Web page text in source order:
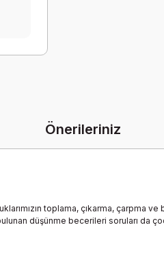
Önerileriniz
toplama, çıkarma, çarpma
düşünme becerileri soruları da